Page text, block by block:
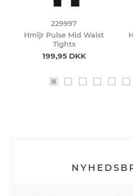
229997
Hmljr Pulse Mid Waist
Tights
199,95 DKK